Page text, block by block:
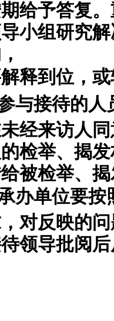
给予答复
小组研究
释到位，
与接待的人
经来访人
的检举、揭
被检举、
办单位要按
对反映的
领导批阅